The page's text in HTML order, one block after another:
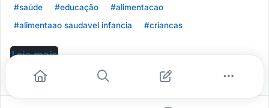
#saúde #educação
#alimentacao
#alimentaao saudavel infancia
#criancas
Leia mais